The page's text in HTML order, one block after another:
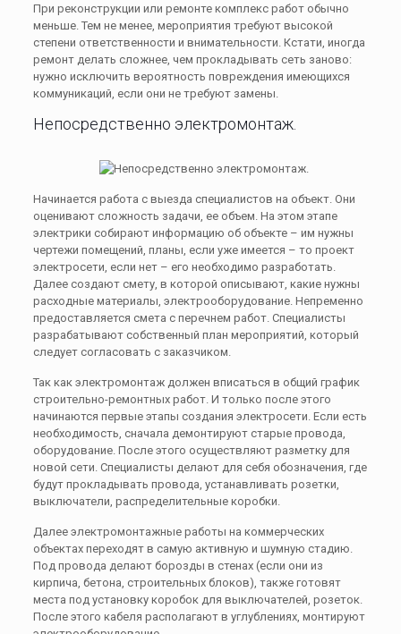
При реконструкции или ремонте комплекс работ обычно
меньше. Тем не менее, мероприятия требуют высокой
степени ответственности и внимательности. Кстати, иногда
ремонт делать сложнее, чем прокладывать сеть заново:
нужно исключить вероятность повреждения имеющихся
коммуникаций, если они не требуют замены.
Непосредственно электромонтаж.
Начинается работа с выезда специалистов на объект. Они
оценивают сложность задачи, ее объем. На этом этапе
электрики собирают информацию об объекте – им нужны
чертежи помещений, планы, если уже имеется – то проект
электросети, если нет – его необходимо разработать.
Далее создают смету, в которой описывают, какие нужны
расходные материалы, электрооборудование. Непременно
предоставляется смета с перечнем работ. Специалисты
разрабатывают собственный план мероприятий, который
следует согласовать с заказчиком.
Так как электромонтаж должен вписаться в общий график
строительно-ремонтных работ. И только после этого
начинаются первые этапы создания электросети. Если есть
необходимость, сначала демонтируют старые провода,
оборудование. После этого осуществляют разметку для
новой сети. Специалисты делают для себя обозначения, где
будут прокладывать провода, устанавливать розетки,
выключатели, распределительные коробки.
Далее электромонтажные работы на коммерческих
объектах переходят в самую активную и шумную стадию.
Под провода делают борозды в стенах (если они из
кирпича, бетона, строительных блоков), также готовят
места под установку коробок для выключателей, розеток.
После этого кабеля располагают в углублениях, монтируют